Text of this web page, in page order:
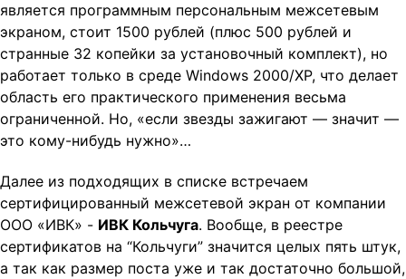
является программным персональным межсетевым
экраном, стоит 1500 рублей (плюс 500 рублей и
странные 32 копейки за установочный комплект), но
работает только в среде Windows 2000/XP, что делает
область его практического применения весьма
ограниченной. Но, «если звезды зажигают — значит —
это кому-нибудь нужно»…
Далее из подходящих в списке встречаем
сертифицированный межсетевой экран от компании
ООО «ИВК» - ИВК Кольчуга. Вообще, в реестре
сертификатов на “Кольчуги” значится целых пять штук,
а так как размер поста уже и так достаточно большой,